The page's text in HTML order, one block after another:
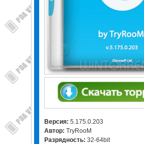
Версия: 5.175.0.203
Автор: TryRooM
Разрядность: 32-64bit